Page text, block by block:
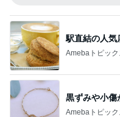
駅直結の人気
Amebaトピック
黒ずみや小傷
Amebaトピック